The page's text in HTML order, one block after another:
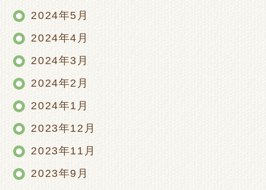
2024年5月
2024年4月
2024年3月
2024年2月
2024年1月
2023年12月
2023年11月
2023年9月